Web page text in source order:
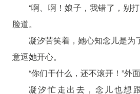
“啊、啊！娘子，我错了，别
脸道。
凝汐苦笑着，她心知念儿是为
意逗她开心。
“你们干什么，还不滚开！”外
凝汐忙走出去，念儿也想